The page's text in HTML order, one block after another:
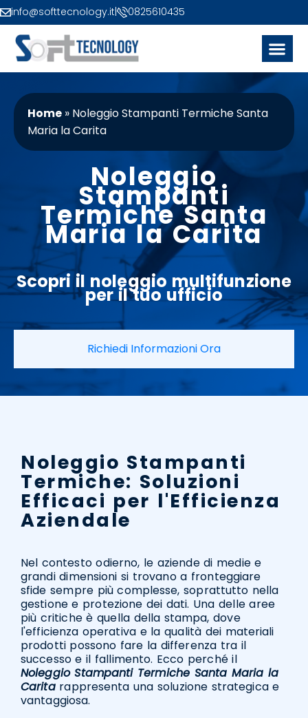
info@softtecnology.it 0825610435
Home » Noleggio Stampanti Termiche Santa
Maria la Carita
Noleggio
Stampanti
Termiche Santa
Maria la Carita
Scopri il noleggio multifunzione
per il tuoufficio
Richiedi Informazioni Ora
Noleggio Stampanti
Termiche: Soluzioni
Efficaci per l'Efficienza
Aziendale
Nel contesto odierno, le aziende di medie e
grandi dimensioni si trovano a fronteggiare
sfide sempre più complesse, soprattutto nella
gestione e protezione dei dati. Una delle aree
più critiche è quella della stampa, dove
l'efficienza operativa e la qualità dei materiali
prodotti possono fare la differenza tra il
successo e il fallimento. Ecco perché il
Noleggio Stampanti Termiche Santa Maria la
Caritarappresenta una soluzione strategica e
vantaggiosa.